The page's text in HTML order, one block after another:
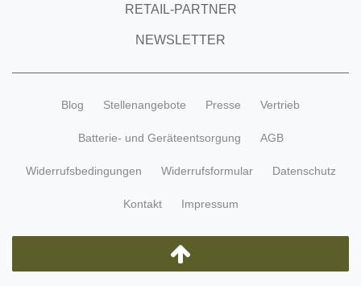
RETAIL-PARTNER
NEWSLETTER
Blog Stellenangebote Presse Vertrieb
Batterie- und Geräteentsorgung AGB
Widerrufsbedingungen Widerrufsformular Datenschutz
Kontakt Impressum